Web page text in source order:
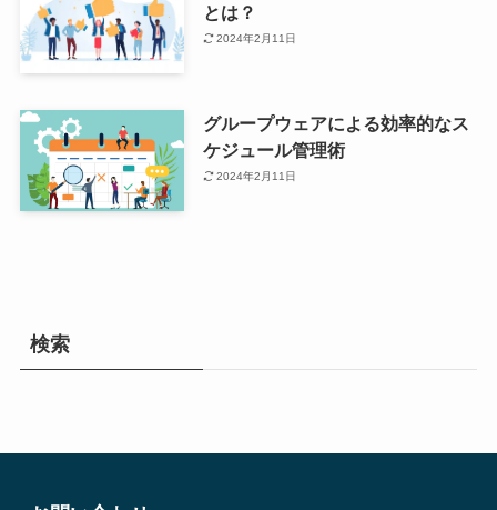
とは？
2024年2月11日
グループウェアによる効率的なス
ケジュール管理術
2024年2月11日
検索